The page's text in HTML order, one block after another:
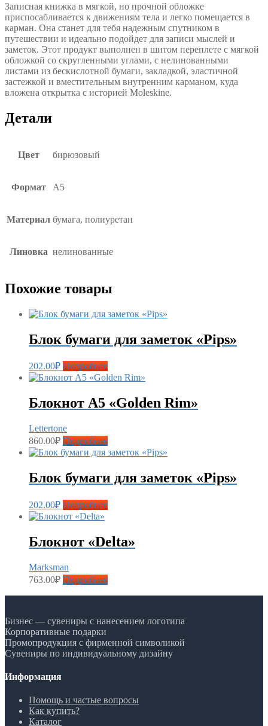
Записная книжка в мягкой, но прочной обложке
приспосабливается к движениям тела и легко помещается в
карман. Она станет для тебя надежным спутником в
путешествии и идеально подойдет для записи мыслей и
заметок. Этот продукт выполнен в шитом переплете с мягкой
обложкой со скругленными углами, с нелинованными
листами из бескислотной бумаги, закладкой, эластичной
застежкой и вместительным внутренним карманом, куда
вложена открытка с историей Moleskine.
Детали
Цвет бирюзовый
Формат А5
Материал бумага, полиуретан
Линовка нелинованные
Похожие товары
Блок бумаги для заметок «Pips»
202.00₽ Подробнее
Блокнот А5 «Golden Rim»
Lettertone
860.00₽ Подробнее
Блок бумаги для заметок «Pips»
202.00₽ Подробнее
Блокнот «Delta»
Marksman
763.00₽ Подробнее
Бизнес — сувениры с нанесением логотипа
Корпоративные подарки
Промопродукция с фирменной символикой
Сувениры по индивидуальному дизайну
Информация
Помощь и частые вопросы
Как купить?
Каталог